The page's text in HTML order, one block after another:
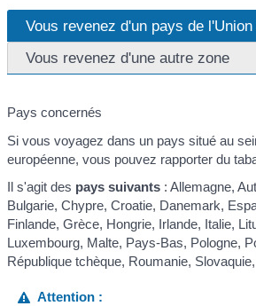
Vous revenez d'un pays de
Vous revenez d'une autre zone
Pays concernés
Si vous voyagez dans un pays situé au
européenne, vous pouvez rapporter du
Il s'agit des pays suivants : Allemagne,
Bulgarie, Chypre, Croatie, Danemark,
Finlande, Grèce, Hongrie, Irlande, Italie,
Luxembourg, Malte, Pays-Bas, Pologne,
République tchèque, Roumanie,
Attention :